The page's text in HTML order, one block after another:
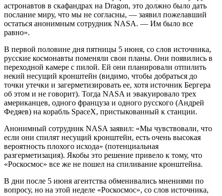
астронавтов в скафандрах на Dragon, это должно было дать
послание миру, что мы не согласны, — заявил пожелавший
остаться анонимным сотрудник NASA. — Им было все
равно».
В первой половине дня пятницы 5 июня, со слов источника,
русские космонавты поменяли свои планы. Они появились в
переходной камере с пилой. Ей они планировали отпилить
некий несущий кронштейн (видимо, чтобы добраться до
точки утечки и загерметизировать ее, хотя источник Бергера
об этом и не говорит). Тогда NASA и эвакуировало трех
американцев, одного француза и одного русского (Андрей
Федяев) на корабль SpaceX, пристыкованный к станции.
Анонимный сотрудник NASA заявил: «Мы чувствовали, что
если они спилят несущий кронштейн, есть очень высокая
вероятность плохого исхода» (потенциальная
разгерметизация). Якобы это решение привело к тому, что
«Роскосмос» все же не пошел на спиливание кронштейна.
В дни после 5 июня агентства обменивались мнениями по
вопросу, но на этой неделе «Роскосмос», со слов источника,